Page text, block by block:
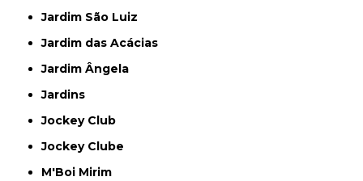
Jardim São Luiz
Jardim das Acácias
Jardim Ângela
Jardins
Jockey Club
Jockey Clube
M'Boi Mirim